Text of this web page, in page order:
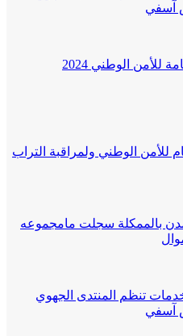
آسفي
للأمن الوطني 2024
للأمن الوطني ولمراقبة التراب
مدن بالممكلة سجلت مامجموعه
تنظم المنتدى الجهوي
آسفي